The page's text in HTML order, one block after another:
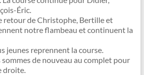
Éric.
retour de Christophe, Bertille et
notre flambeau et continuent la
jeunes reprennent la course.
de nouveau au complet pour
droite.